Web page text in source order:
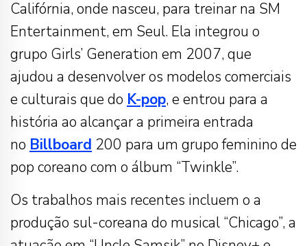
Califórnia, onde nasceu, para treinar na SM
Entertainment, em Seul. Ela integrou o
grupo Girls’ Generation em 2007, que
ajudou a desenvolver os modelos comerciais
e culturais que do K-pop, e entrou para a
história ao alcançar a primeira entrada
no Billboard 200 para um grupo feminino de
pop coreano com o álbum “Twinkle”.
Os trabalhos mais recentes incluem o a
produção sul-coreana do musical “Chicago”, a